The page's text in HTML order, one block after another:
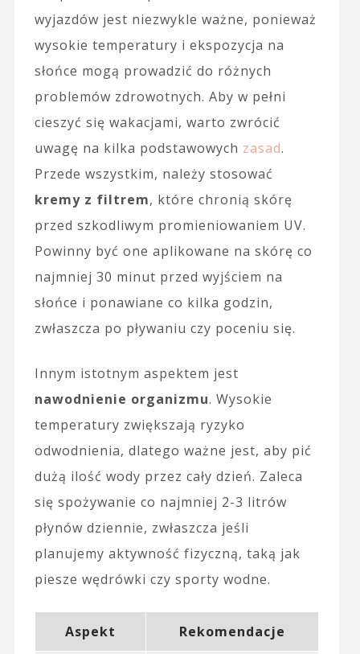
wyjazdów jest niezwykle ważne, ponieważ
wysokie temperatury i ekspozycja na
słońce mogą prowadzić do różnych
problemów zdrowotnych. Aby w pełni
cieszyć się wakacjami, warto zwrócić
uwagę na kilka podstawowych zasad.
Przede wszystkim, należy stosować
kremy z filtrem, które chronią skórę
przed szkodliwym promieniowaniem UV.
Powinny być one aplikowane na skórę co
najmniej 30 minut przed wyjściem na
słońce i ponawiane co kilka godzin,
zwłaszcza po pływaniu czy poceniu się.
Innym istotnym aspektem jest
nawodnienie organizmu. Wysokie
temperatury zwiększają ryzyko
odwodnienia, dlatego ważne jest, aby pić
dużą ilość wody przez cały dzień. Zaleca
się spożywanie co najmniej 2-3 litrów
płynów dziennie, zwłaszcza jeśli
planujemy aktywność fizyczną, taką jak
piesze wędrówki czy sporty wodne.
Aspekt Rekomendacje